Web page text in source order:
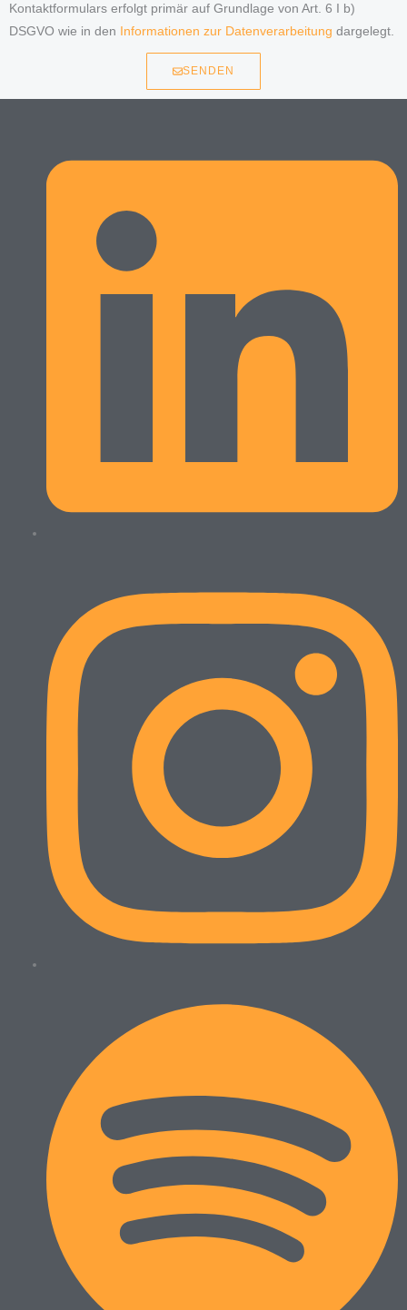
Kontaktformulars erfolgt primär auf Grundlage von Art. 6 I b)
DSGVO wie in den Informationen zur Datenverarbeitung dargelegt.
SENDEN